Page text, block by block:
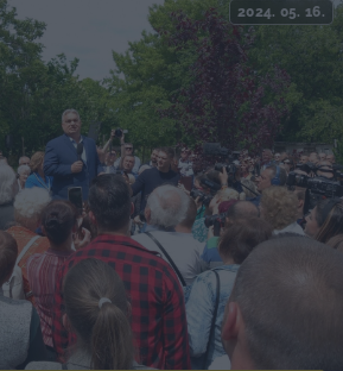
2024. 05. 16.